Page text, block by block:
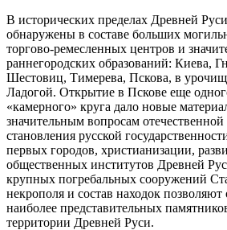
В исторических пределах Древней
обнаружены в составе больших
торгово-ремесленных центров и
раннегородских образований: Киева,
Шестовиц, Тимерева, Пскова, в
Ладогой. Открытие в Пскове еще
«камерного» круга дало новые
значительным вопросам
становления русской
первых городов, христианизации,
общественных институтов Древней
крупных погребальных сооружений
некрополя и состав находок
наиболее представительных
территории Древней Руси.